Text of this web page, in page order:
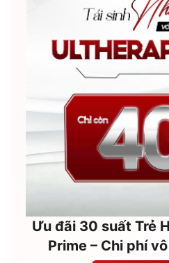
Ưu đãi 30 suất Trẻ
Prime – Chi phí